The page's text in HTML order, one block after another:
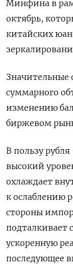
Минфина в
октябрь,
китайских
Значительные
суммарного
изменению
биржевом
В пользу
высокий
охлаждает
к ослаблению
стороны
подталкивает
ускоренную
последующее